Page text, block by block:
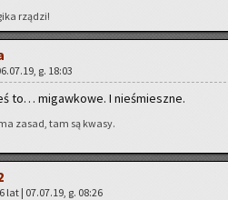
rzą­dzi!
g. 18:03
to… mi­gaw­ko­we. I nie­śmiesz­ne.
zasad, tam są kwasy.
lat | 07.07.19, g. 08:26